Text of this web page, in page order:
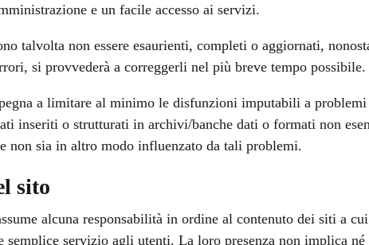
e un facile accesso ai servizi.
talvolta non essere esaurienti, completi o aggiornati,
si provvederà a correggerli nel più breve tempo possibile.
a limitare al minimo le disfunzioni imputabili a
inseriti o strutturati in archivi/banche dati o formati non
non sia in altro modo influenzato da tali problemi.
sito
alcuna responsabilità in ordine al contenuto dei siti a
servizio agli utenti. La loro presenza non implica